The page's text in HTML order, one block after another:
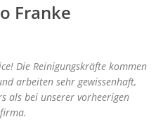
Franke
Die Reinigungskräfte kommen
arbeiten sehr gewissenhaft,
als bei unserer vorheerigen